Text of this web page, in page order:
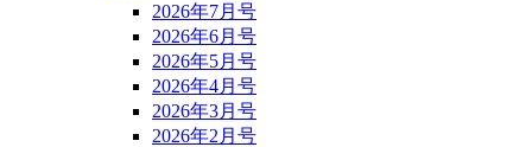
2026年7月号
2026年6月号
2026年5月号
2026年4月号
2026年3月号
2026年2月号